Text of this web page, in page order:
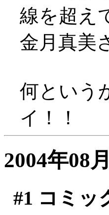
線を超え
金月真美
何という
イ！！
2004年08
#1 コミッ